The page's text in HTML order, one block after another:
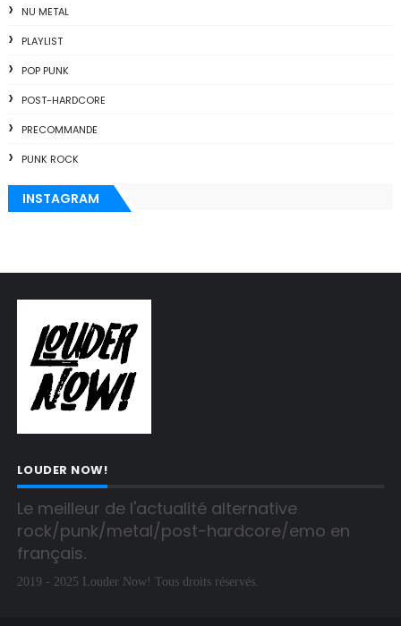
NU METAL
PLAYLIST
POP PUNK
POST-HARDCORE
PRECOMMANDE
PUNK ROCK
INSTAGRAM
LOUDER NOW!
Le meilleur de l'actualité alternative
rock/punk/metal/post-hardcore/emo en
français.
2019 - 2025 Louder Now! Tous droits réservés.